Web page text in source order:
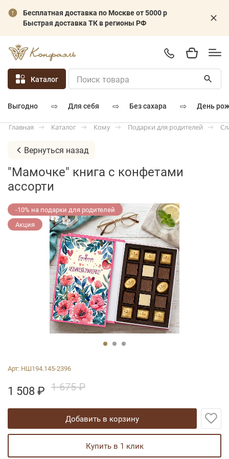
Бесплатная доставка по Москве от 5000 р
Быстрая доставка ТК в регионы РФ
Каталог
выгодно ⇨ для себя ⇨ без сахара ⇨ день
Главная Каталог Кому Подарки для родителей
Вернуться назад
"Мамочке" книга с конфетами
ассорти
-10% на подарки для родителей
Акция
Арт: НШ194.145-2396
1 508₽ 1 675 ₽
добавить в корзину
купить в 1 клик